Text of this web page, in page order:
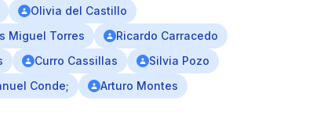
Olivia del Castillo
Miguel Torres
Ricardo Carracedo
Curro Cassillas
Silvia Pozo
Conde;
Arturo Montes